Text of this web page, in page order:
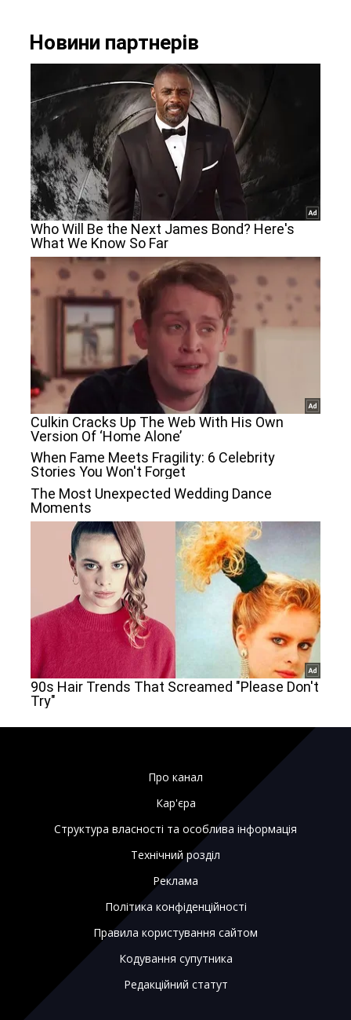
Про канал
Кар'єра
Структура власності та особлива інформація
Технічний розділ
Реклама
Політика конфіденційності
Правила користування сайтом
Кодування супутника
Редакційний статут